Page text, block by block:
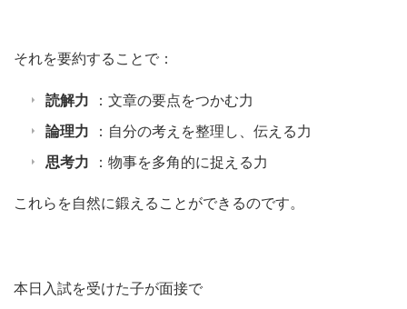
それを要約することで：
読解力
：文章の要点をつかむ力
論理力
：自分の考えを整理し、伝える力
思考力
：物事を多角的に捉える力
これらを自然に鍛えることができるのです。
本日入試を受けた子が面接で